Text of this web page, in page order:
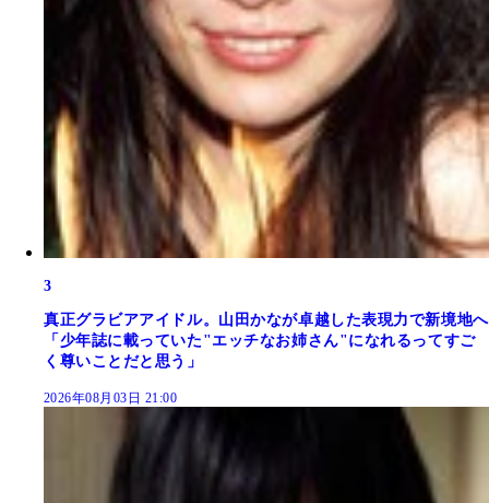
3
真正グラビアアイドル。山田かなが卓越した表現力で新境地へ
「少年誌に載っていた"エッチなお姉さん"になれるってすご
く尊いことだと思う」
2026年08月03日 21:00